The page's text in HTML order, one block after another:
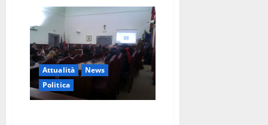
Attualità
News
Politica